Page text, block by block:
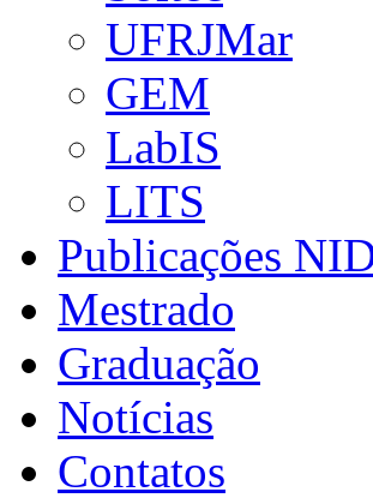
UFRJMar
GEM
LabIS
LITS
Publicações
Mestrado
Graduação
Notícias
Contatos